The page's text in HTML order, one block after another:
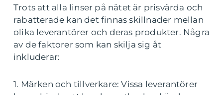
Trots att alla linser på nätet är prisvärda och
rabatterade kan det finnas skillnader mellan
olika leverantörer och deras produkter. Några
av de faktorer som kan skilja sig åt
inkluderar:
1. Märken och tillverkare: Vissa leverantörer